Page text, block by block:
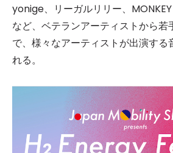
yonige、リーガルリリー、
など、ベテランアーティストから若
で、様々なアーティストが出演する
れる。